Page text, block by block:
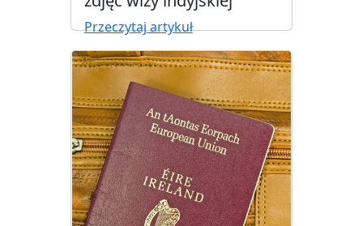
Przeczytaj artykuł